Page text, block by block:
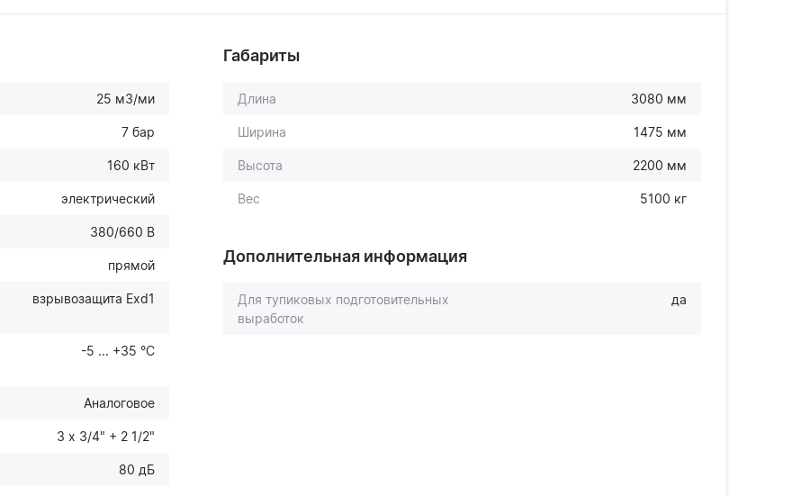
25 м3/ми
7 бар
160 кВт
электрический
380/660 В
прямой
взрывозащита Exd1
-5 ... +35 °С
Аналоговое
3 х 3/4" + 2 1/2"
80 дБ
Габариты
Длина 3080 мм
Ширина 1475 мм
Высота 2200 мм
Вес 5100 кг
Дополнительная информация
Для тупиковых подготовительных
выработок
да